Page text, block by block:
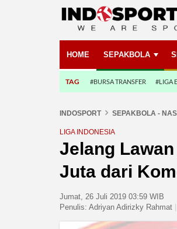
HOME SEPAKBOLA
TAG #BURSA TRANSFER #LIGA
INDOSPORT SEPAKBOLA -
LIGA INDONESIA
Jelang
Juta dari
Jumat, 26 Juli 2019 03:59 WIB
Penulis: Adriyan Adirizky Rahmat